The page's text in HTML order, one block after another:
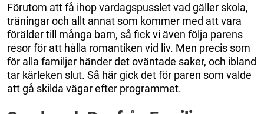
Förutom att få ihop vardagspusslet vad gäller skola,
träningar och allt annat som kommer med att vara
förälder till många barn, så fick vi även följa parens
resor för att hålla romantiken vid liv. Men precis som
för alla familjer händer det oväntade saker, och ibland
tar kärleken slut. Så här gick det för paren som valde
att gå skilda vägar efter programmet.